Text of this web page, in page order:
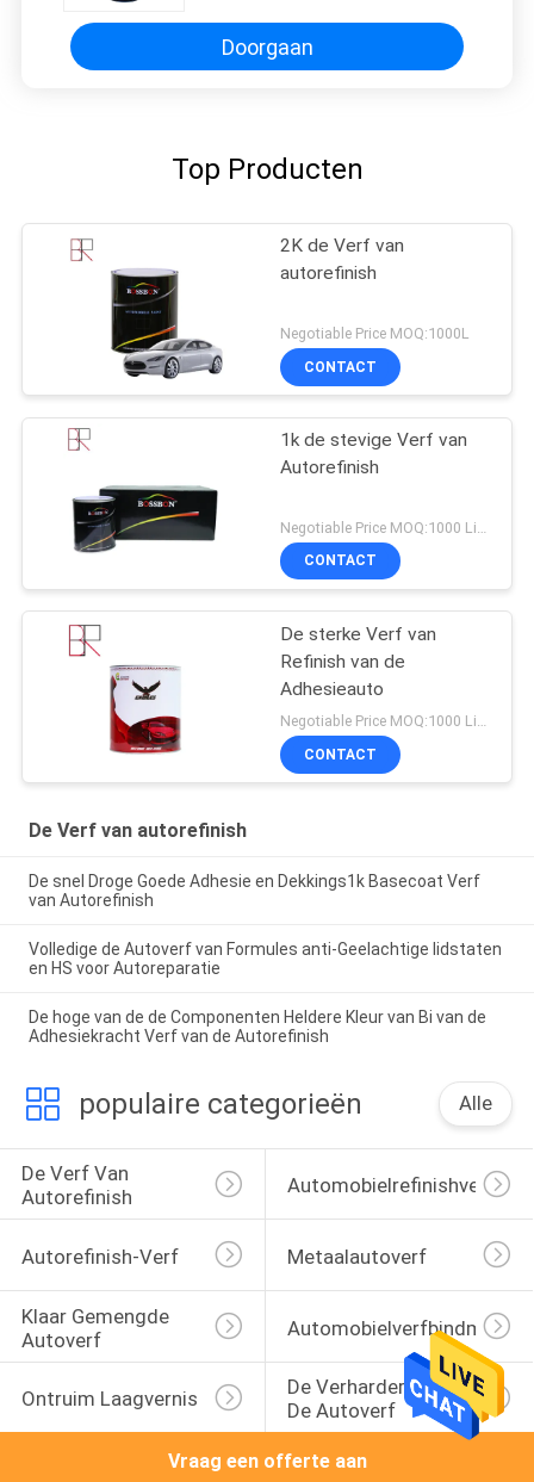
Doorgaan
Top Producten
2K de Verf van
autorefinish
Negotiable Price MOQ:1000L
CONTACT
1k de stevige Verf van
Autorefinish
CONTACT
De sterke Verf van
Refinish van de
Adhesieauto
Negotiable Price MOQ:1000 Liter
CONTACT
De Verf van autorefinish
De snel Droge Goede Adhesie en Dekkings1k Basecoat Verf
van Autorefinish
Volledige de Autoverf van Formules anti-Geelachtige lidstaten
en HS voor Autoreparatie
De hoge van de de Componenten Heldere Kleur van Bi van de
Adhesiekracht Verf van de Autorefinish
populaire categorieën Alle
De Verf Van
Autorefinish
Automobielrefinishverf
Autorefinish-Verf Metaalautoverf
Klaar Gemengde
Autoverf
Automobielverfbindmiddel
Ontruim Laagvernis
De Verharder Van
De Autoverf
Vraag een offerte aan